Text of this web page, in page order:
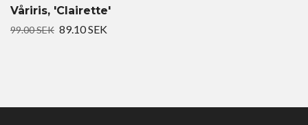
Våriris, 'Clairette'
99.00 SEK 89.10 SEK